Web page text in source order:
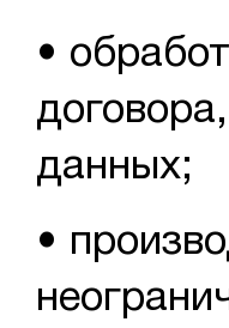
•
данных;
•